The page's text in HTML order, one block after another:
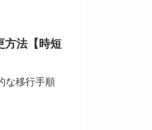
方法【時短
な移行手順